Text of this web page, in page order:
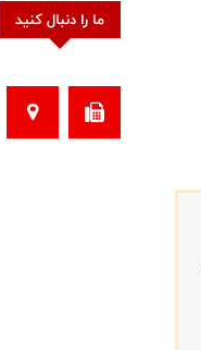
ما را دنبال کنید